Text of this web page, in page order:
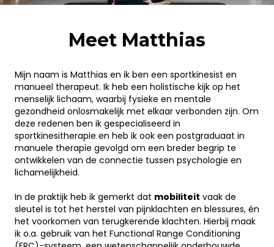
Meet Matthias
Mijn naam is Matthias en ik ben een sportkinesist en
manueel therapeut. Ik heb een holistische kijk op het
menselijk lichaam, waarbij fysieke en mentale
gezondheid onlosmakelijk met elkaar verbonden zijn. Om
deze redenen ben ik gespecialiseerd in
sportkinesitherapie en heb ik ook een postgraduaat in
manuele therapie gevolgd om een breder begrip te
ontwikkelen van de connectie tussen psychologie en
lichamelijkheid.
In de praktijk heb ik gemerkt dat mobiliteit vaak de
sleutel is tot het herstel van pijnklachten en blessures, én
het voorkomen van terugkerende klachten. Hierbij maak
ik o.a. gebruik van het Functional Range Conditioning